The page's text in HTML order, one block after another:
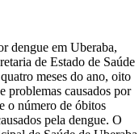
dengue em Uberaba,
de Estado de Saúde
meses do ano, oito
problemas causados por
o número de óbitos
pela dengue. O